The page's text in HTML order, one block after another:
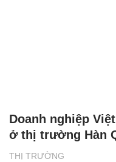
THỊ TRƯỜNG
Doanh nghiệp
ở thị trường Hàn